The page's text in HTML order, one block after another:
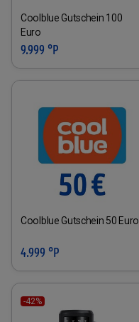
Coolblue Gutschein 100
Euro
9.999 °P
Coolblue Gutschein 50 Euro
4.999 °P
-42%